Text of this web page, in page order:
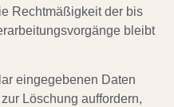
Rechtmäßigkeit der bis
bleibt
eingegebenen Daten
Löschung auffordern,